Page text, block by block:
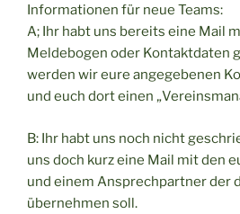
Informationen für neue Teams:
A; Ihr habt uns bereits eine Mail
Meldebogen oder Kontaktdaten
werden wir eure angegebenen
und euch dort einen
B: Ihr habt uns noch nicht
uns doch kurz eine Mail mit den
und einem Ansprechpartner der
übernehmen soll.